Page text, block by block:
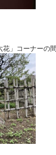
」コーナーの間